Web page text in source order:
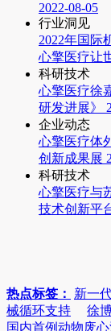
2022-08-05
行业洞见
2022年国际
心擎医疗让
科研技术
心擎医疗徐
研发进展》
企业动态
心擎医疗体
创新成果展
科研技术
心擎医疗与
技术创新平
热点标签： 新一
械循环支持
徐
国内首例动物废